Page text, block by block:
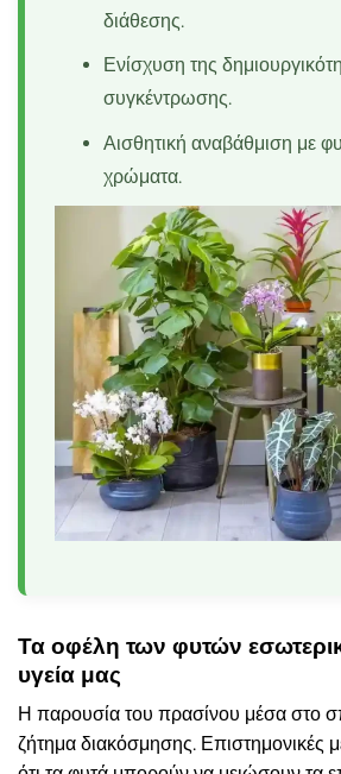
διάθεσης.
Ενίσχυση της
συγκέντρωσης.
Αισθητική αναβάθμιση με
χρώματα.
Τα οφέλη των φυτών
υγεία μας
Η παρουσία του πρασίνου μέσα στο
ζήτημα διακόσμησης. Επιστημονικές